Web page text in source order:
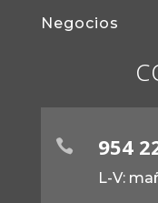
Negocios
 954
L-V: